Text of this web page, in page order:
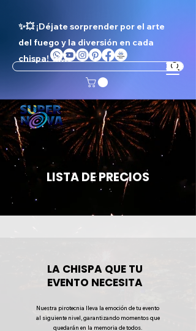
✨💥 ¡Déjate sorprender por el arte
del fuego y la diversión en cada
chispa! ✨💥
LISTA DE PRECIOS
LA CHISPA QUE TU
EVENTO NECESITA
Nuestra pirotecnia lleva la emoción de tu evento
al siguiente nivel, garantizando momentos que
quedarán en la memoria de todos.